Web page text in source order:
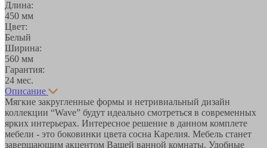
Длина:
450 мм
Цвет:
Белый
Ширина:
560 мм
Гарантия:
24 мес.
Описание
Мягкие закругленные формы и нетривиальный дизайн
коллекции “Wave” будут идеально смотреться в современных
ярких интерьерах. Интересное решение в данном комплете
мебели - это боковинки цвета сосна Карелия. Мебель станет
завершающим акцентом Вашей ванной комнаты. Удобные